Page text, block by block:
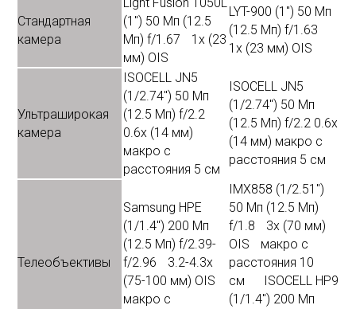
Стандартная
камера
(1") 50 Мп (12.5
Мп) f/1.67 1x (23
мм) OIS
LYT-900 (1") 50 Мп
(12.5 Мп) f/1.63
1x (23 мм) OIS
Ультраширокая
камера
ISOCELL JN5
(1/2.74") 50 Мп
(12.5 Мп) f/2.2
0.6x (14 мм)
макро с
расстояния 5 см
ISOCELL JN5
(1/2.74") 50 Мп
(12.5 Мп) f/2.2 0.6x
(14 мм) макро с
расстояния 5 см
Телеобъективы
Samsung HPE
(1/1.4") 200 Мп
(12.5 Мп) f/2.39-
f/2.96 3.2-4.3x
(75-100 мм) OIS
макро с
IMX858 (1/2.51")
50 Мп (12.5 Мп)
f/1.8 3x (70 мм)
OIS макро с
расстояния 10
см ISOCELL HP9
(1/1.4") 200 Мп